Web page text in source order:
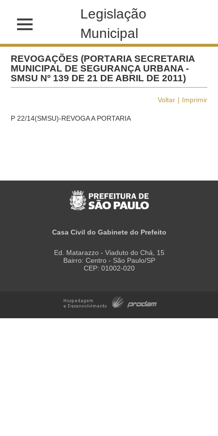
Legislação
Municipal
REVOGAÇÕES (PORTARIA SECRETARIA
MUNICIPAL DE SEGURANÇA URBANA -
SMSU Nº 139 DE 21 DE ABRIL DE 2011)
Voltar Imprimir
P 22/14(SMSU)-REVOGA A PORTARIA
Casa Civil do Gabinete do Prefeito
Ed. Matarazzo - Viaduto do Chá, 15
Bairro: Centro - São Paulo/SP
CEP: 01002-020